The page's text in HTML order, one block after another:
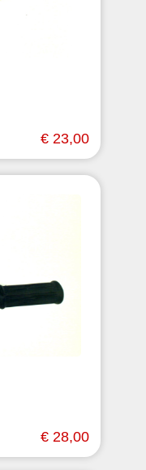
€ 23,00
€ 28,00